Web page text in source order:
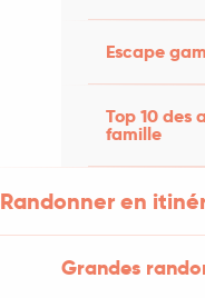
Escape
Top 10 des
famille
Randonner en
Grandes